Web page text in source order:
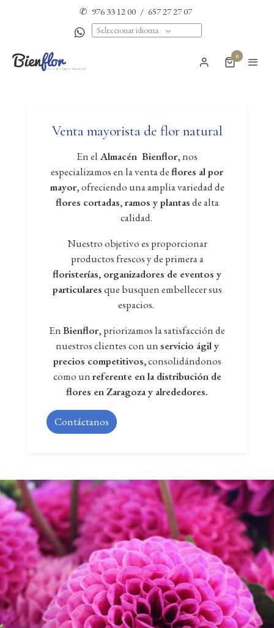
✆ 976 33 12 00 / 657 27 27 07
Seleccionar idioma
0
Venta mayorista de flor natural
En el Almacén Bienflor, nos
especializamos en la venta deflores al por
mayor, ofreciendo una amplia variedad de
flores cortadas, ramos y plantasde alta
calidad.
Nuestro objetivo es proporcionar
productos frescos y de primera a
floristerías, organizadores de eventos y
particularesque busquen embellecer sus
espacios.
EnBienflor, priorizamos la satisfacción de
nuestros clientes con unservicio ágil y
precios competitivos,consolidándonos
como unreferente en la distribución de
flores en Zaragoza y alrededores.
Contáctanos